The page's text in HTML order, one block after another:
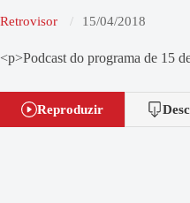
Retrovisor 15/04/2018
<p>Podcast do programa de 15
Reproduzir